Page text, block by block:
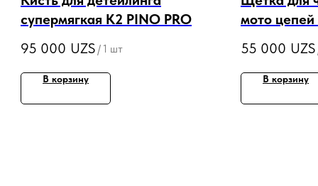
супермягкая K2 PINO PRO
95 000 UZS / 1 шт
В корзину
мото
55 000 UZS
В корзину